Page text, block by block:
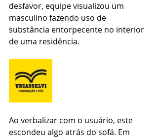
desfavor, equipe visualizou um
masculino fazendo uso de
substância entorpecente no interior
de uma residência.
Ao verbalizar com o usuário, este
escondeu algo atrás do sofá. Em